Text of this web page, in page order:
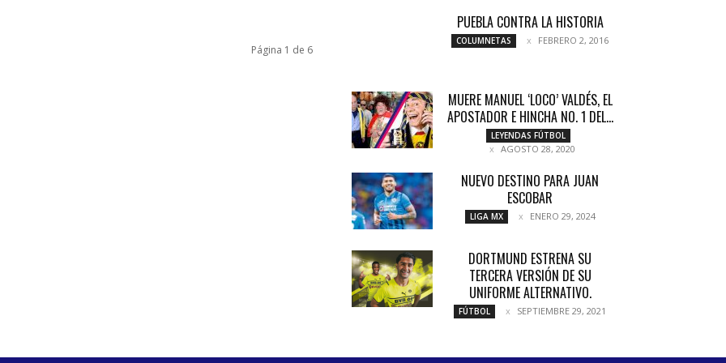
Página 1 de 6
PUEBLA CONTRA LA HISTORIA
COLUMNETAS FEBRERO 2, 2016
MUERE MANUEL ‘LOCO’ VALDÉS, EL
APOSTADOR E HINCHA NO. 1 DEL...
LEYENDAS FÚTBOL
AGOSTO 28, 2020
NUEVO DESTINO PARA JUAN
ESCOBAR
LIGA MX ENERO 29, 2024
DORTMUND ESTRENA SU
TERCERA VERSIÓN DE SU
UNIFORME ALTERNATIVO.
FÚTBOL SEPTIEMBRE 29, 2021